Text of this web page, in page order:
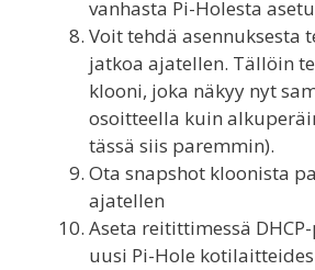
vanhasta Pi-Holesta
Voit tehdä asennuksesta
jatkoa ajatellen. Tällöin
klooni, joka näkyy nyt
osoitteella kuin
tässä siis paremmin).
Ota snapshot kloonista
ajatellen
Aseta reitittimessä
uusi Pi-Hole